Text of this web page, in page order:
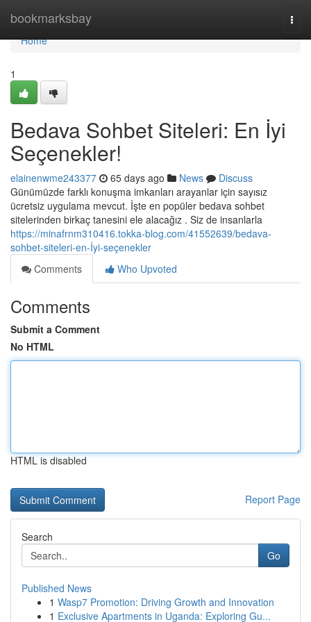
bookmarksbay
Home
Home
1
Bedava Sohbet Siteleri: En İyi
Seçenekler!
elainenwme243377 65 days ago News
Discuss
Günümüzde farklı konuşma imkanları arayanlar için sayısız
ücretsiz uygulama mevcut. İşte en popüler bedava sohbet
sitelerinden birkaç tanesini ele alacağız . Siz de insanlarla
https://minafrnm310416.tokka-blog.com/41552639/bedava-
sohbet-siteleri-en-İyi-seçenekler
Comments
Who Upvoted
Comments
Submit a Comment
No HTML
HTML is disabled
Report Page
Search
Go
Published News
1 Wasp7 Promotion: Driving Growth and Innovation
1 Exclusive Apartments in Uganda: Exploring Gu...